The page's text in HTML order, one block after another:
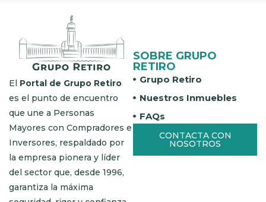
El Portal de Grupo Retiro
es el punto de encuentro
que une a Personas
Mayores con Compradores e
Inversores, respaldado por
la empresa pionera y líder
del sector que, desde 1996,
garantiza la máxima
SOBRE GRUPO
RETIRO
Grupo Retiro
Nuestros Inmuebles
FAQs
CONTACTA CON
NOSOTROS